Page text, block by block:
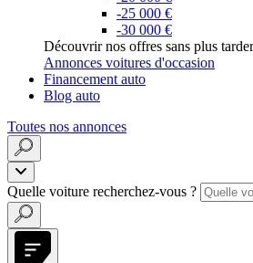
-25 000 €
-30 000 €
Découvrir nos offres sans plus
Annonces voitures d'occasion
Financement auto
Blog auto
Toutes nos annonces
Quelle voiture recherchez-vous ?